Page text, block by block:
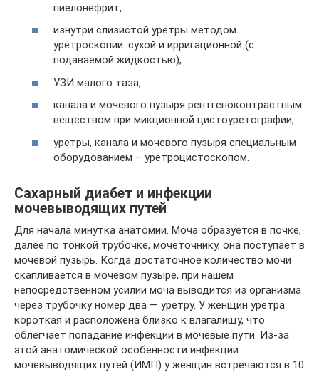
пиелонефрит,
изнутри слизистой уретры методом
уретроскопии: сухой и ирригационной (с
подаваемой жидкостью),
УЗИ малого таза,
канала и мочевого пузыря рентгеноконтрастным
веществом при микционной цистоуретографии,
уретры, канала и мочевого пузыря специальным
оборудованием – уретроцистоскопом.
Сахарный диабет и инфекции
мочевыводящих путей
Для начала минутка анатомии. Моча образуется в почке,
далее по тонкой трубочке, мочеточнику, она поступает в
мочевой пузырь. Когда достаточное количество мочи
скапливается в мочевом пузыре, при нашем
непосредственном усилии моча выводится из организма
через трубочку номер два — уретру. У женщин уретра
короткая и расположена близко к влагалищу, что
облегчает попадание инфекции в мочевые пути. Из-за
этой анатомической особенности инфекции
мочевыводящих путей (ИМП) у женщин встречаются в 10